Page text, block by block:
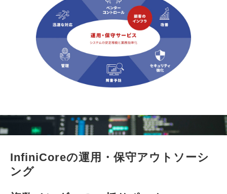
InfiniCoreの運用・保守アウトソーシ
ング